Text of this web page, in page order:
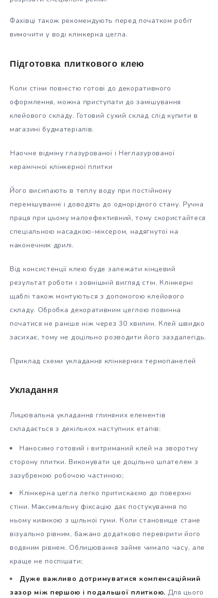
Фахівці також рекомендують перед початком робіт
вимочити у воді клінкерна цегла.
Підготовка плиткового клею
Коли стіни повністю готові до декоративного
оформлення, можна приступати до замішування
клейового складу. Готовий сухий склад слід купити в
магазині будматеріалів.
Наочне відміну глазурованої і Неглазурованої
керамічної клінкерної плитки
Його висипають в теплу воду при постійному
перемішуванні і доводять до однорідного стану. Ручна
праця при цьому малоефективний, тому скористайтеся
спеціальною насадкою-міксером, надягнутої на
наконечник дрилі.
Від консистенції клею буде залежати кінцевий
результат роботи і зовнішній вигляд стін. Клінкерні
щаблі також монтуються з допомогою клейового
складу. Обробка декоративним цеглою повинна
початися не раніше ніж через 30 хвилин. Клей швидко
засихає, тому не доцільно розводити його заздалегідь.
Приклад схеми укладання клінкерних термопанелей
Укладання
Лицювальна укладання глиняних елементів
складається з декількох наступних етапів:
Наносимо готовий і витриманий клей на зворотну
сторону плитки. Виконувати це доцільно шпателем з
зазубреною робочою частиною;
Клінкерна цегла легко притискаємо до поверхні
стіни. Максимальну фіксацію дає постукування по
ньому киянкою з щільної гуми. Коли становище стане
візуально рівним, бажано додатково перевірити його
водяним рівнем. Облицювання займе чимало часу, але
краще не поспішати;
Дуже важливо дотримуватися компенсаційний
зазор між першою і подальшої плиткою. Для цього